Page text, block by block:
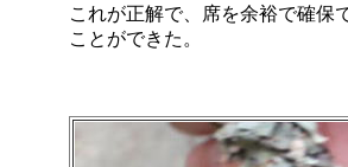
これが正解で、席を余裕で確保
ことができた。